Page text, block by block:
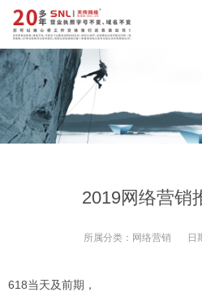
2019网络营销
所属分类： 网络营销 日
618当天及前期，